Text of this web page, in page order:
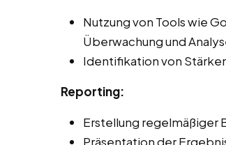
Nutzung von Tools wie
Überwachung und
Identifikation von
Reporting:
Erstellung regelmäßiger
Präsentation der